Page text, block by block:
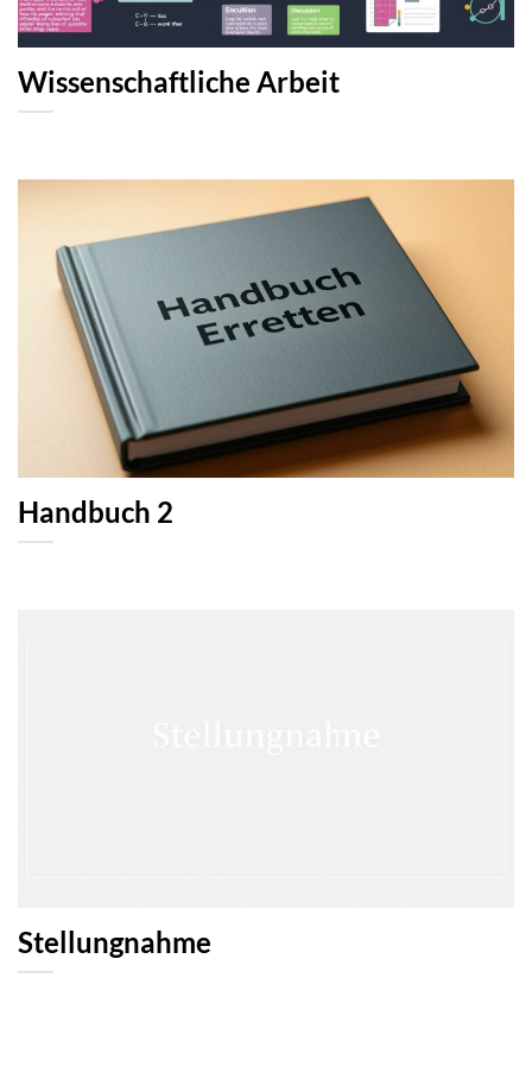
Wissenschaftliche Arbeit
Handbuch 2
Stellungnahme